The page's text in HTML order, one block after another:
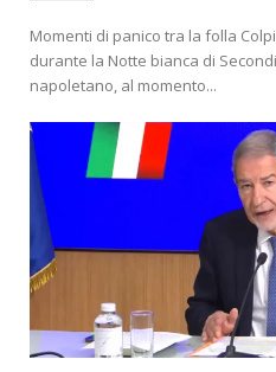
Momenti di panico tra la folla
durante la Notte bianca di
napoletano, al momento...